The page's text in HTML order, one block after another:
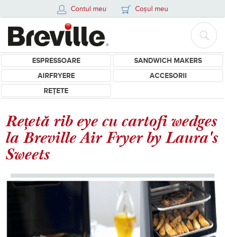
Contul meu Coșul meu
ESPRESSOARE
SANDWICH MAKERS
AIRFRYERE
ACCESORII
REȚETE
Rețetă rib eye cu cartofi wedges
la Breville Air Fryer by Laura's
Sweets